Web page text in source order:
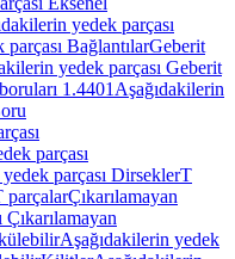
yedek parçası
BağlantılarGeberit
yedek parçası Geberit
1.4401 Aşağıdakilerin
parçası
parçası DirseklerT
parçalarÇıkarılamayan
Aşağıdakilerin yedek